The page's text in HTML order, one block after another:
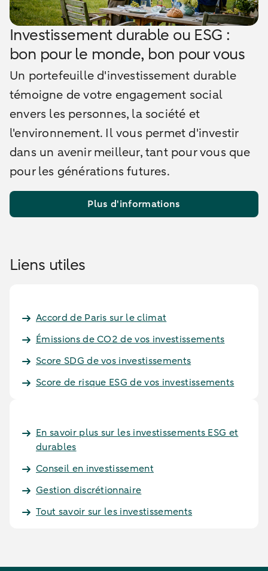
Investissement durable ou ESG :
bon pour le monde, bon pour vous
Un portefeuille d'investissement durable
témoigne de votre engagement social
envers les personnes, la société et
l'environnement. Il vous permet d'investir
dans un avenir meilleur, tant pour vous que
pour les générations futures.
Plus d'informations
Liens utiles
Accord de Paris sur le climat
Émissions de CO2 de vos investissements
Score SDG de vos investissements
Score de risque ESG de vos investissements
En savoir plus sur les investissements ESG et
durables
Conseil en investissement
Gestion discrétionnaire
Tout savoir sur les investissements